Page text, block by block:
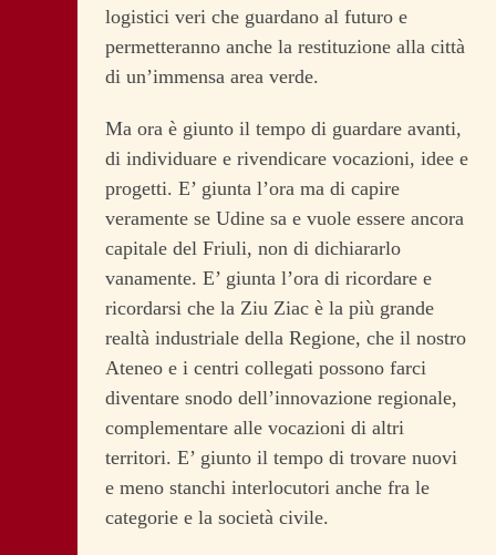
logistici veri che guardano al futuro e
permetteranno anche la restituzione alla città
di un’immensa area verde.
Ma ora è giunto il tempo di guardare avanti,
di individuare e rivendicare vocazioni, idee e
progetti. E’ giunta l’ora ma di capire
veramente se Udine sa e vuole essere ancora
capitale del Friuli, non di dichiararlo
vanamente. E’ giunta l’ora di ricordare e
ricordarsi che la Ziu Ziac è la più grande
realtà industriale della Regione, che il nostro
Ateneo e i centri collegati possono farci
diventare snodo dell’innovazione regionale,
complementare alle vocazioni di altri
territori. E’ giunto il tempo di trovare nuovi
e meno stanchi interlocutori anche fra le
categorie e la società civile.